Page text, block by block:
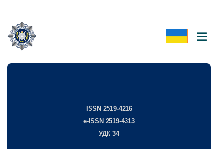
ISSN 2519-4216
e-ISSN 2519-4313
УДК 34